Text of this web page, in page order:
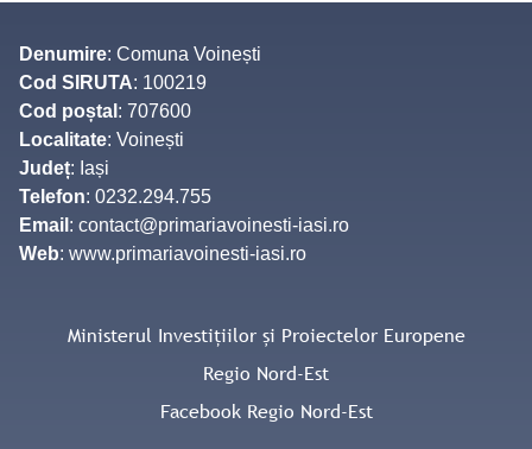
Denumire: Comuna Voinești
Cod SIRUTA: 100219
Cod poștal : 707600
Localitate: Voinești
Județ: Iași
Telefon: 0232.294.755
Email : contact@primariavoinesti-iasi.ro
Web: www.primariavoinesti-iasi.ro
Ministerul Investițiilor și Proiectelor Europene
Regio Nord-Est
Facebook Regio Nord-Est